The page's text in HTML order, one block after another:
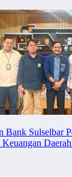
Bank Sulselbar